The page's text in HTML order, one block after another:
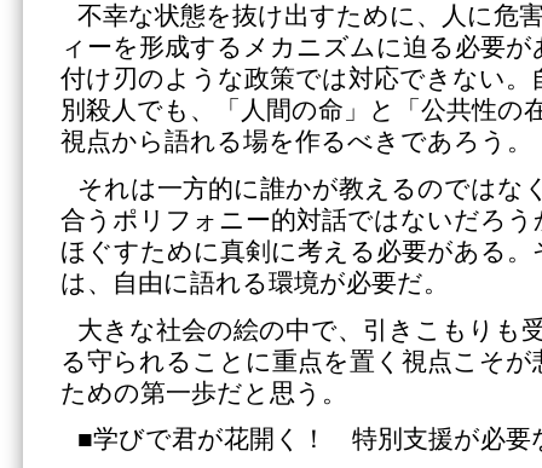
不幸な状態を抜け出すために、人に危
ィーを形成するメカニズムに迫る必要
付け刃のような政策では対応できない。
別殺人でも、「人間の命」と「公共性の
視点から語れる場を作るべきであろう。
それは一方的に誰かが教えるのではな
合うポリフォニー的対話ではないだろ
ほぐすために真剣に考える必要がある
は、自由に語れる環境が必要だ。
大きな社会の絵の中で、引きこもりも
る守られることに重点を置く視点こそ
ための第一歩だと思う。
■学びで君が花開く！ 特別支援が必要